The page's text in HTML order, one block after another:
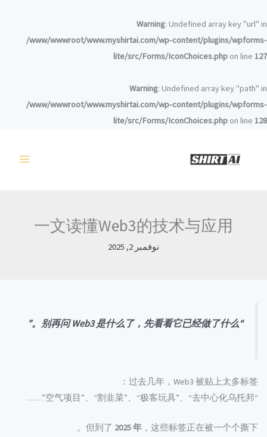
Warning: Undefined array key "url" in
/www/wwwroot/www.myshirtai.com/wp-content/plugins/wpforms-
lite/src/Forms/IconChoices.php on line 127
Warning: Undefined array key "path" in
/www/wwwroot/www.myshirtai.com/wp-content/plugins/wpforms-
lite/src/Forms/IconChoices.php on line 128
إلى
المحتوى
一文读懂Web3的技术与应用
نوفمبر 2, 2025
“别再问 Web3 是什么了，先看看它已经做了什么。”
过去几年，Web3 被贴上太多标签：
“空气项目”、“割韭菜”、“极客玩具”、“去中心化乌托邦”……
但到了 2025 年 ，这些标签正在被一个个撕下。